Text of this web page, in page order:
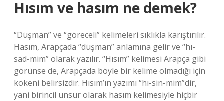
Hısım ve hasım ne demek?
“Düşman” ve “göreceli” kelimeleri sıklıkla karıştırılır.
Hasım, Arapçada “düşman” anlamına gelir ve “hı-
sad-mim” olarak yazılır. “Hısım” kelimesi Arapça gibi
görünse de, Arapçada böyle bir kelime olmadığı için
kökeni belirsizdir. Hısım’ın yazımı “hı-sin-mim”dir,
yani birincil unsur olarak hasım kelimesiyle hiçbir